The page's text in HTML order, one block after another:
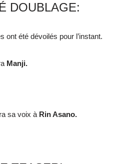
DOUBLAGE:
ont été dévoilés pour l’instant.
Manji.
sa voix à Rin Asano.